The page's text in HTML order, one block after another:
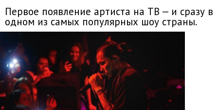
Первое появление артиста на ТВ — и сразу в
одном из самых популярных шоу страны.